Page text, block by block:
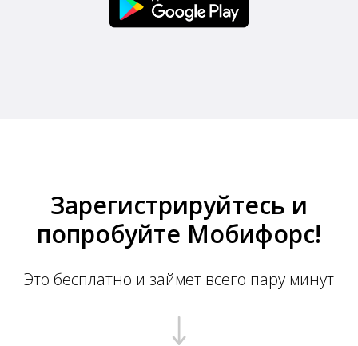
Зарегистрируйтесь и
попробуйте Мобифорс!
Это бесплатно и займет всего пару минут